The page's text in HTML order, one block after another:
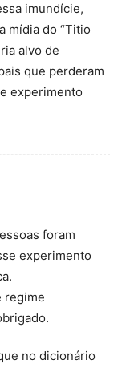
imundície,
mídia do “Titio
alvo de
que perderam
experimento
foram
experimento
regime
no dicionário